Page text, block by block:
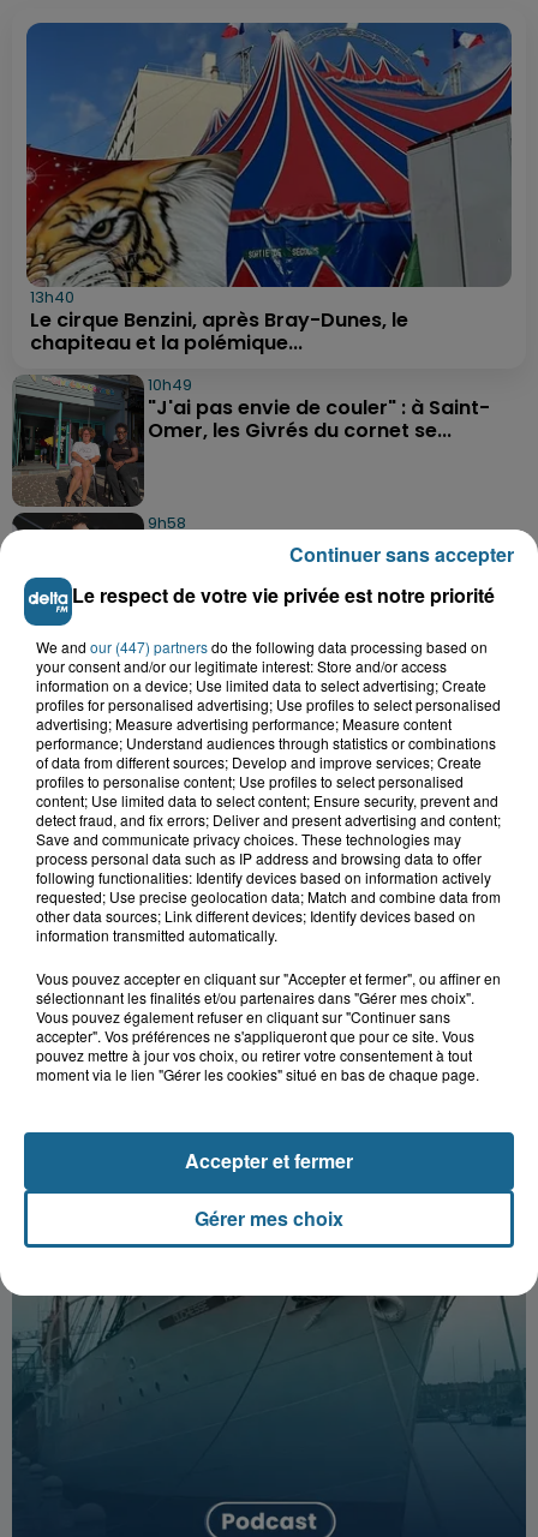
13h40
Le cirque Benzini, après Bray-Dunes, le
chapiteau et la polémique...
10h49
"J'ai pas envie de couler" : à Saint-
Omer, les Givrés du cornet se...
9h58
Une préparation très physique attend
les basketteurs de...
9h26
Des super-héros dans le ciel de
Grand-Fort-Philippe
8h29
Un chien sauvé d'une mort certaine
dans une voiture à...
NOS AUTRES PODCASTS
Le respect de votre vie privée est notre priorité
We and our (447) partnersdo the following data processing based on
your consent and/or our legitimate interest: Store and/or access
information on a device; Use limited data to select advertising; Create
profiles for personalised advertising; Use profiles to select personalised
advertising; Measure advertising performance; Measure content
performance; Understand audiences through statistics or combinations
of data from different sources; Develop and improve services; Create
profiles to personalise content; Use profiles to select personalised
content; Use limited data to select content; Ensure security, prevent and
detect fraud, and fix errors; Deliver and present advertising and content;
Save and communicate privacy choices. These technologies may
process personal data such as IP address and browsing data to offer
following functionalities: Identify devices based on information actively
requested; Use precise geolocation data; Match and combine data from
other data sources; Link different devices; Identify devices based on
information transmitted automatically.
Vous pouvez accepter en cliquant sur "Accepter et fermer", ou affiner en
sélectionnant les finalités et/ou partenaires dans "Gérer mes choix".
Vous pouvez également refuser en cliquant sur "Continuer sans
accepter". Vos préférences ne s'appliqueront que pour ce site. Vous
pouvez mettre à jour vos choix, ou retirer votre consentement à tout
moment via le lien "Gérer les cookies" situé en bas de chaque page.
Gérer mes choix
Accepter et fermer
Continuer sans accepter